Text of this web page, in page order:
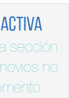
sección
no